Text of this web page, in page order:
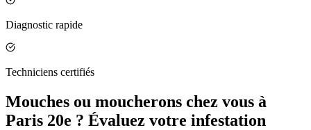
Diagnostic rapide
Techniciens certifiés
Mouches ou moucherons chez vous à
Paris 20e ? Évaluez votre infestation